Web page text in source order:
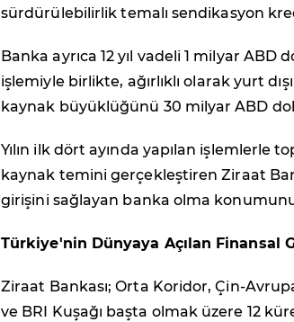
sürdürülebilirlik temalı sendikasyon
Banka ayrıca 12 yıl vadeli 1 milyar
işlemiyle birlikte, ağırlıklı olarak yurt
kaynak büyüklüğünü 30 milyar ABD
Yılın ilk dört ayında yapılan işlemlerle
kaynak temini gerçekleştiren Ziraat
girişini sağlayan banka olma
Türkiye'nin Dünyaya Açılan Finansal
Ziraat Bankası; Orta Koridor, Çin-
ve BRI Kuşağı başta olmak üzere 12